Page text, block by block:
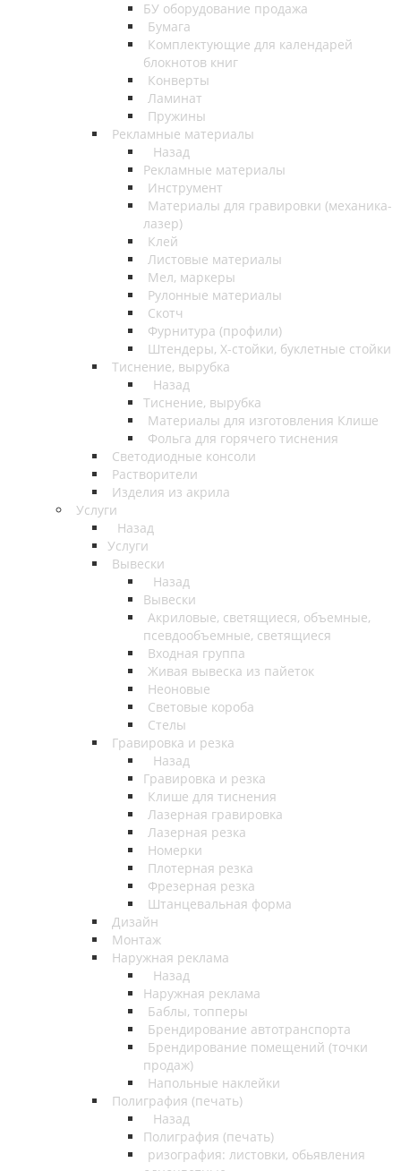
БУ оборудование продажа
Бумага
Комплектующие для календарей
блокнотов книг
Конверты
Ламинат
Пружины
Рекламные материалы
Назад
Рекламные материалы
Инструмент
Материалы для гравировки (механика-
лазер)
Клей
Листовые материалы
Мел, маркеры
Рулонные материалы
Скотч
Фурнитура (профили)
Штендеры, Х-стойки, буклетные стойки
Тиснение, вырубка
Назад
Тиснение, вырубка
Материалы для изготовления Клише
Фольга для горячего тиснения
Светодиодные консоли
Растворители
Изделия из акрила
Услуги
Назад
Услуги
Вывески
Назад
Вывески
Акриловые, светящиеся, объемные,
псевдообъемные, светящиеся
Входная группа
Живая вывеска из пайеток
Неоновые
Световые короба
Стелы
Гравировка и резка
Назад
Гравировка и резка
Клише для тиснения
Лазерная гравировка
Лазерная резка
Номерки
Плотерная резка
Фрезерная резка
Штанцевальная форма
Дизайн
Монтаж
Наружная реклама
Назад
Наружная реклама
Баблы, топперы
Брендирование автотранспорта
Брендирование помещений (точки
продаж)
Напольные наклейки
Полиграфия (печать)
Назад
Полиграфия (печать)
ризография: листовки, обьявления